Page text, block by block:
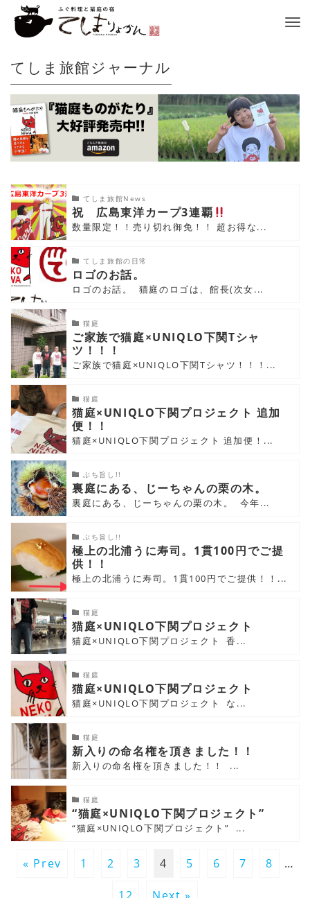
てしま旅館ジャーナル
てしま旅館News
祝 広島東洋カープ3連覇
数量限定！！売り切れ御免！！ 超お得な...
てしま旅館の日常
ロゴのお話。
ロゴのお話。 猫庭のロゴは、館長(次女...
猫庭
ご家族で猫庭×UNIQLO下関Tシャ
ツ！！！
ご家族で猫庭×UNIQLO下関Tシャツ！！！...
猫庭
猫庭×UNIQLO下関プロジェクト 追加
便！！
猫庭×UNIQLO下関プロジェクト 追加便！...
ぶち旨し!!
裏庭にある、じーちゃんの栗の木。
裏庭にある、じーちゃんの栗の木。 今年...
ぶち旨し!!
極上の北浦うに寿司。1貫100円でご提
供！！
極上の北浦うに寿司。1貫100円でご提供！！...
猫庭
猫庭×UNIQLO下関プロジェクト
猫庭×UNIQLO下関プロジェクト 香...
猫庭
猫庭×UNIQLO下関プロジェクト
猫庭×UNIQLO下関プロジェクト な...
猫庭
新入りの命名権を頂きました！！
新入りの命名権を頂きました！！ ...
猫庭
“猫庭×UNIQLO下関プロジェクト”
“猫庭×UNIQLO下関プロジェクト” ...
« Prev 1 2 3 4 5 6 7 8 …